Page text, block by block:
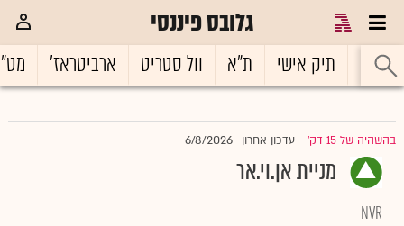
גלובס פיננסי
ראשי תיק אישי ת"א וול סטריט ארביטראז'
בהשהיה של 15 דק' עדכון אחרון 6/8/2026
מניית אן.וי.אר
NVR